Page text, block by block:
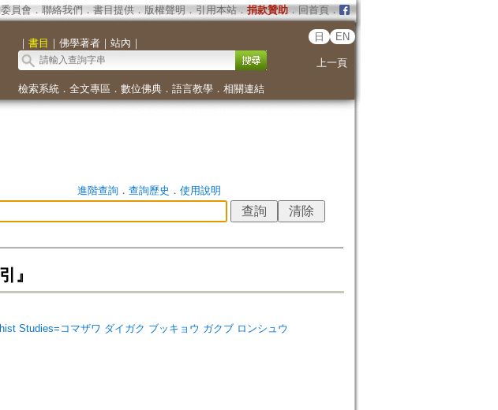
員會． 聯絡我們 ． 書目提供． 版權聲明 ． 引用本站． 捐款贊助．回首頁．
｜ 書目 ｜ 佛學著者｜ 站內 ｜
日 EN
上一頁
檢索系統． 全文專區 ． 數位佛典． 語言教學． 相關連結
進階查詢． 查詢歷史 ． 使用說明
』
Studies=コマザワ ダイガク ブッキョウ ガクブ ロンシュウ